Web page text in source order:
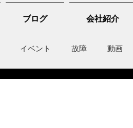
ブログ 会社紹介
イベント 故障 動画